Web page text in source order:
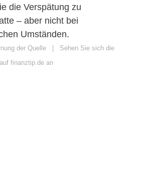
die Verspätung zu
– aber nicht bei
Umständen.
der Quelle | Sehen Sie sich die
finanztip.de an